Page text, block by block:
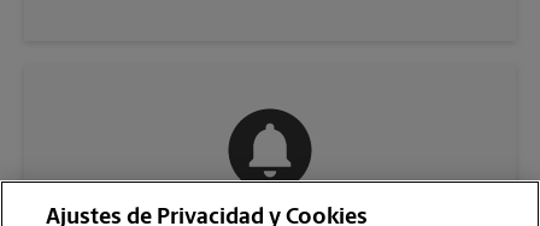
Ajustes de Privacidad y Cookies